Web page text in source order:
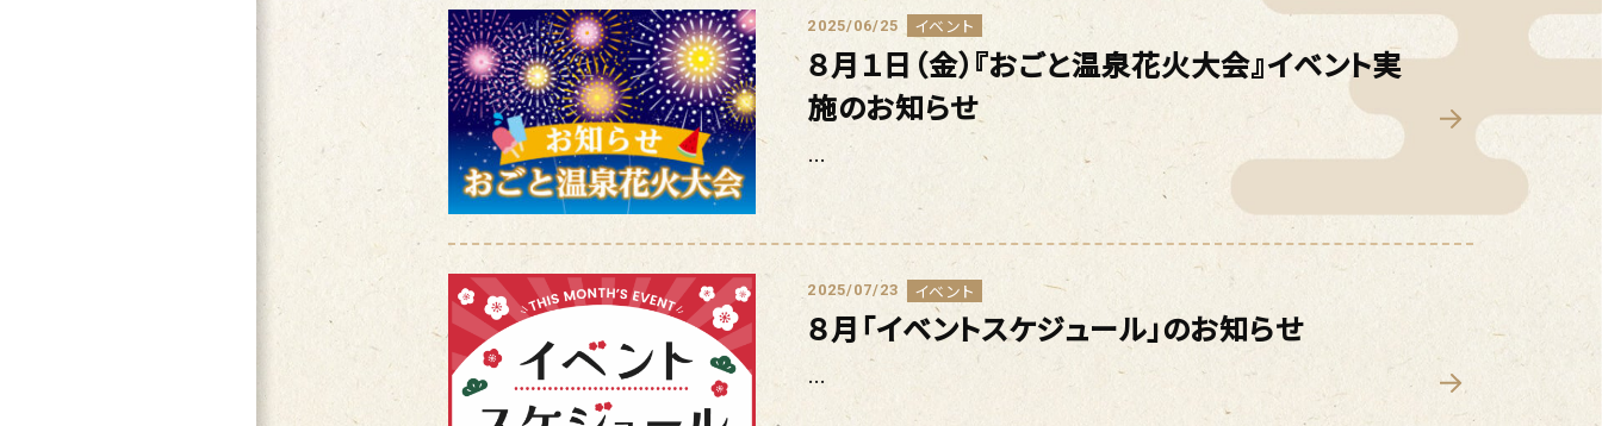
2025/06/25 イベント
８月１日（金）『おごと温泉花火大会』イベント実
施のお知らせ
…
2025/07/23 イベント
８月「イベントスケジュール」のお知らせ
…